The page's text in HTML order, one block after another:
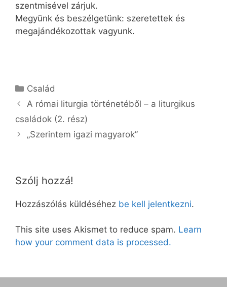
szentmisével zárjuk.
Megyünk és beszélgetünk: szeretettek és
megajándékozottak vagyunk.
Kategória
Család
A római liturgia történetéből – a liturgikus
családok (2. rész)
„Szerintem igazi magyarok”
Szólj hozzá!
Hozzászólás küldéséhez be kell jelentkezni.
This site uses Akismet to reduce spam. Learn
how your comment data is processed.